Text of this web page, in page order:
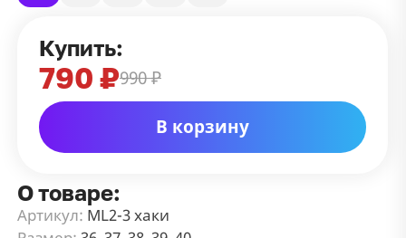
Купить:
790 ₽990 ₽
В корзину
О товаре:
Артикул: ML2-3 хаки